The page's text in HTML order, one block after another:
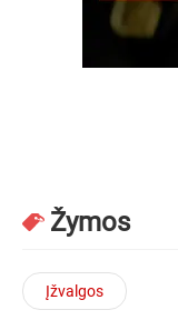
Žymos
Įžvalgos